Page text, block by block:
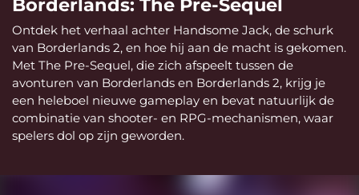
Ontdek het verhaal achter Handsome Jack, de schurk
van Borderlands 2, en hoe hij aan de macht is gekomen.
Met The Pre-Sequel, die zich afspeelt tussen de
avonturen van Borderlands en Borderlands 2, krijg je
een heleboel nieuwe gameplay en bevat natuurlijk de
combinatie van shooter- en RPG-mechanismen, waar
spelers dol op zijn geworden.